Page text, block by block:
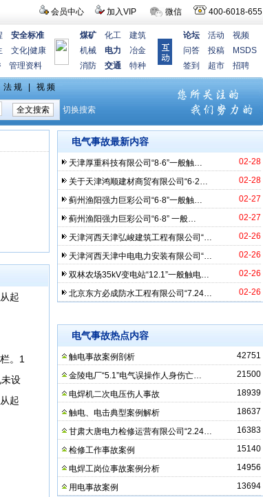
会员中心 加入VIP 微信 400-6018-655
安全标准
文化 健康
管理资料
煤矿 化工
建筑
机械
电力
冶金
消防
交通 特种
论坛 活动
视频
问答
投稿
MSDS
签到
超市 招聘
起
。1
设
起
电气事故最新内容
02-28
天津厚重科技有限公司“8·6”一般触…
02-28
关于天津鸿顺建材商贸有限公司“6·2…
02-27
蓟州渔阳强力巨彩公司“6·8”一般触…
02-27
蓟州渔阳强力巨彩公司“6·8” 一般…
02-26
天津河西天津弘峻建筑工程有限公司“…
02-26
天津河西天津中电电力安装有限公司“…
02-26
双林农场35kV变电站“12.1”一般触电…
02-26
北京东方必成防水工程有限公司“7.24…
电气事故热点内容
42751
触电事故案例剖析
21500
金陵电厂“5.1”电气误操作人身伤亡…
18939
电焊机二次电压伤人事故
18637
触电、电击典型案例解析
16383
甘肃大唐电力检修运营有限公司“2.24…
15140
检修工作事故案例
14956
电焊工岗位事故案例分析
13694
用电事故案例